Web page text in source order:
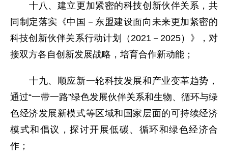
十八、建立更加紧密的科技创新伙伴关系，共
同制定落实《中国－东盟建设面向未来更加紧密的
科技创新伙伴关系行动计划（2021－2025）》，对
接双方各自创新发展战略，培育合作新动能；
十九、顺应新一轮科技发展和产业变革趋势，
通过“一带一路”绿色发展伙伴关系和生物、循环与绿
色经济发展新模式等区域和国家层面的可持续经济
模式和倡议，探讨开展低碳、循环和绿色经济合
作；